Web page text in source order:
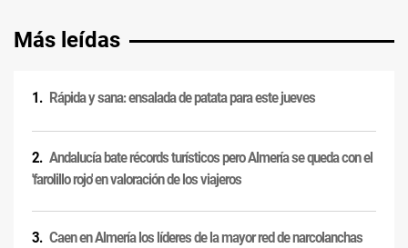
Más leídas
Rápida y sana: ensalada de patata para este jueves
Andalucía bate récords turísticos pero Almería se queda con el
'farolillo rojo' en valoración de los viajeros
Caen en Almería los líderes de la mayor red de narcolanchas